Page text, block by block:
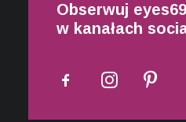
Obserwuj eyes69
w kanałach